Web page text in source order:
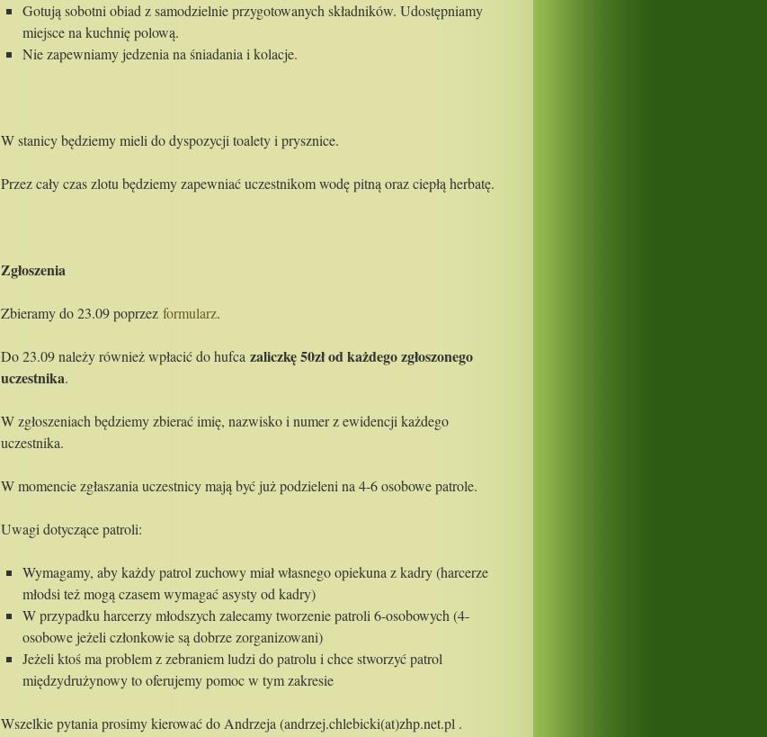
Gotują sobotni obiad z samodzielnie przygotowanych składników. Udostępniamy
miejsce na kuchnię polową.
Nie zapewniamy jedzenia na śniadania i kolacje.
W stanicy będziemy mieli do dyspozycji toalety i prysznice.
Przez cały czas zlotu będziemy zapewniać uczestnikom wodę pitną oraz ciepłą herbatę.
Zgłoszenia
Zbieramy do 23.09 poprzez formularz.
Do 23.09 należy również wpłacić do hufca zaliczkę 50zł od każdego zgłoszonego
uczestnika.
W zgłoszeniach będziemy zbierać imię, nazwisko i numer z ewidencji każdego
uczestnika.
W momencie zgłaszania uczestnicy mają być już podzieleni na 4-6 osobowe patrole.
Uwagi dotyczące patroli:
Wymagamy, aby każdy patrol zuchowy miał własnego opiekuna z kadry (harcerze
młodsi też mogą czasem wymagać asysty od kadry)
W przypadku harcerzy młodszych zalecamy tworzenie patroli 6-osobowych (4-
osobowe jeżeli członkowie są dobrze zorganizowani)
Jeżeli ktoś ma problem z zebraniem ludzi do patrolu i chce stworzyć patrol
międzydrużynowy to oferujemy pomoc w tym zakresie
Wszelkie pytania prosimy kierować do Andrzeja (andrzej.chlebicki(at)zhp.net.pl .